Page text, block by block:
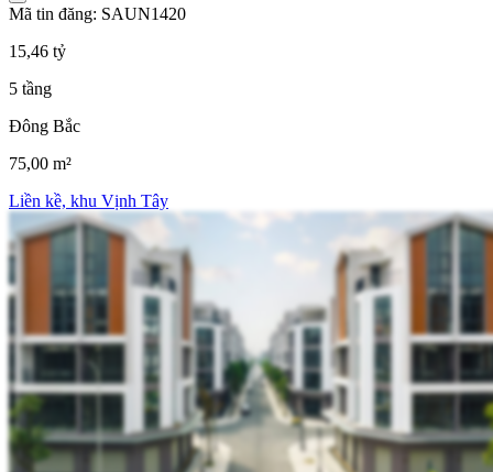
Mã tin đăng: SAUN1420
15,46 tỷ
5 tầng
Đông Bắc
75,00 m²
Liền kề, khu Vịnh Tây